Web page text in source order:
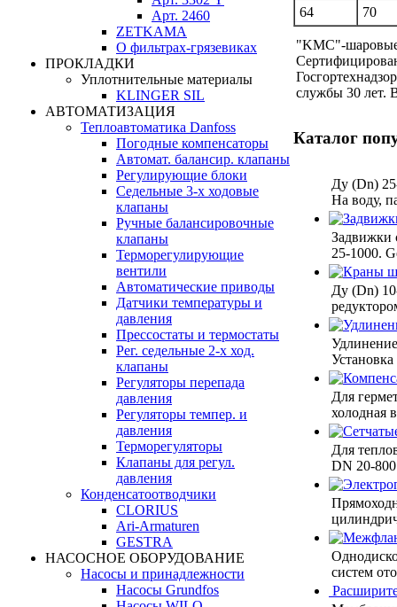
Арт. 2460
ZETKAMA
О фильтрах-грязевиках
ПРОКЛАДКИ
Уплотнительные материалы
KLINGER SIL
АВТОМАТИЗАЦИЯ
Теплоавтоматика Danfoss
Погодные компенсаторы
Автомат. балансир. клапаны
Регулирующие блоки
Седельные 3-х ходовые
клапаны
Ручные балансировочные
клапаны
Терморегулирующие
вентили
Автоматические приводы
Датчики температуры и
давления
Прессостаты и термостаты
Рег. седельные 2-х ход.
клапаны
Регуляторы перепада
давления
Регуляторы темпер. и
давления
Терморегуляторы
Клапаны для регул.
давления
Конденсатоотводчики
CLORIUS
Ari-Armaturen
GESTRA
НАСОСНОЕ ОБОРУДОВАНИЕ
Насосы и принадлежности
Насосы Grundfos
64
70
"KMC"-
службы 30 лет.
Каталог
Ду (Dn)
На воду,
Задвижки
25-1000.
Ду (Dn)
Для
холодная
Для
DN 20-
систем